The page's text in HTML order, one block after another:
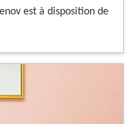
est à disposition de